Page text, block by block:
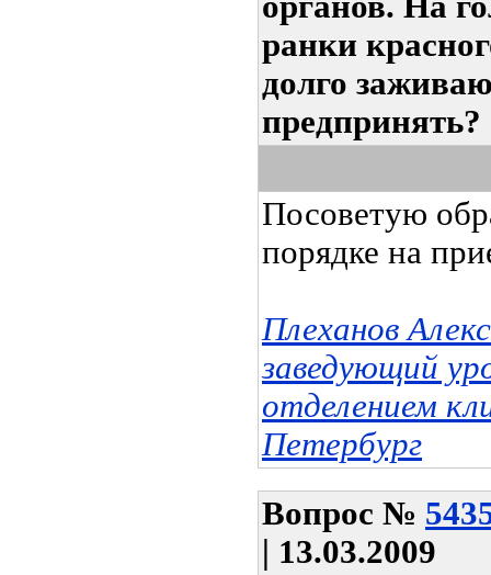
ранки
долго
предпринять?
Посоветую
порядке на
Плеханов
заведующий
отделением
Петербург
Вопрос №
| 13.03.2009